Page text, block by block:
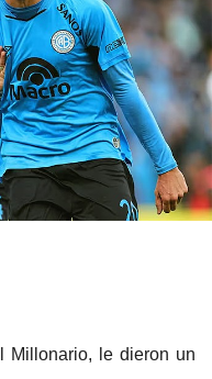
Millonario, le dieron un